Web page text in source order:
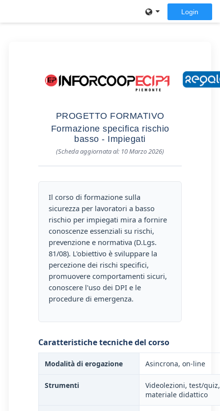
Login
PROGETTO FORMATIVO
Formazione specifica rischio
basso - Impiegati
(Scheda aggiornata al: 10 Marzo 2026)
Il corso di formazione sulla
sicurezza per lavoratori a basso
rischio per impiegati mira a fornire
conoscenze essenziali su rischi,
prevenzione e normativa (D.Lgs.
81/08). L'obiettivo è sviluppare la
percezione dei rischi specifici,
promuovere comportamenti sicuri,
conoscere l'uso dei DPI e le
procedure di emergenza.
Caratteristiche tecniche del corso
Modalità di erogazione Asincrona, on-line
Strumenti
Videolezioni, test/quiz,
materiale didattico